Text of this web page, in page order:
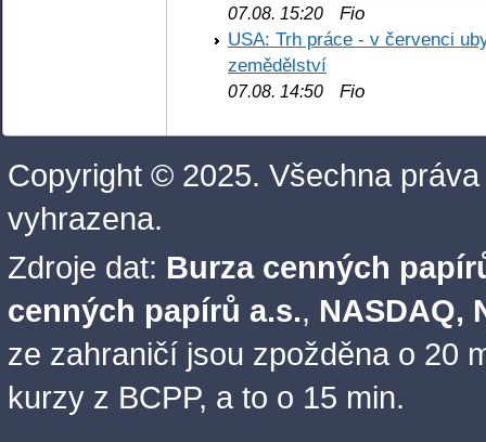
07.08. 15:20 Fio
USA: Trh práce - v červenci
zemědělství
07.08. 14:50 Fio
Copyright © 2025. Všechna práva
vyhrazena.
Zdroje dat: Burza cenných
cenných papírů a.s., NASDAQ,
ze zahraničí jsou zpožděna o 20
kurzy z BCPP, a to o 15 min.